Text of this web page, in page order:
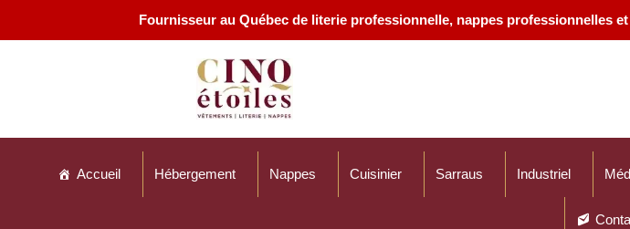
Fournisseur au Québec de literie professionnelle, nappes professionnelles
Accueil Hébergement Nappes Cuisinier Sarraus Industriel